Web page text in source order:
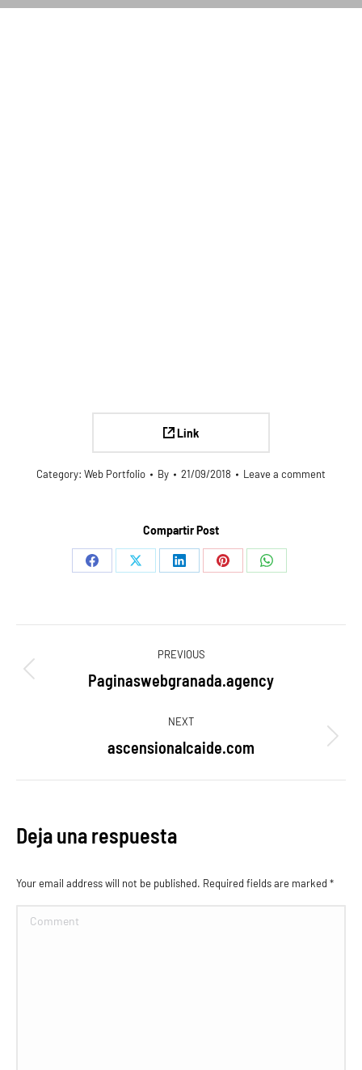
contenido
Link
Category: Web Portfolio By 21/09/2018 Leave a comment
Compartir Post
Share
Share
Share
Share
Share
Navegación
entre
PREVIOUS
Proyecto
Paginaswebgranada.agency
NEXT
Proyecto
ascensionalcaide.com
Deja una respuesta
Your email address will not be published. Required fields are marked *
Comment